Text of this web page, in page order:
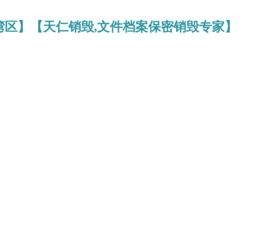
】【天仁销毁,文件档案保密销毁专家】